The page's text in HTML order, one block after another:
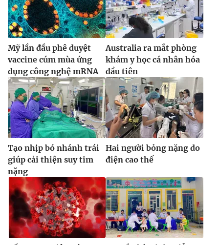
Tổng đài VTV:024.38 355 931 - 024.38 355 932
Ðiện thoại Thời báo VTV:024.66 897 897
Email:toasoan@vtv.vn
Liên hệ quảng cáo:024-7300.7108
® Cấm sao chép dưới mọi hình thức nếu không có sự chấp
thuận bằng văn bản. Ghi rõ nguồn VTV.vn khi phát hành lại
thông tin từ website này.
Mỹ lần đầu phê duyệt
vaccine cúm mùa ứng
dụng công nghệ mRNA
Australia ra mắt phòng
khám y học cá nhân hóa
đầu tiên
Tạo nhịp bó nhánh trái
giúp cải thiện suy tim
nặng
Hai người bỏng nặng do
điện cao thế